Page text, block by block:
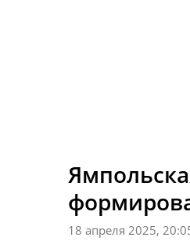
18 апреля 2025,